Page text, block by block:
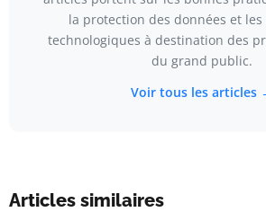
la protection des données et
technologiques à destination des
du grand public.
Voir tous les articles
Articles similaires